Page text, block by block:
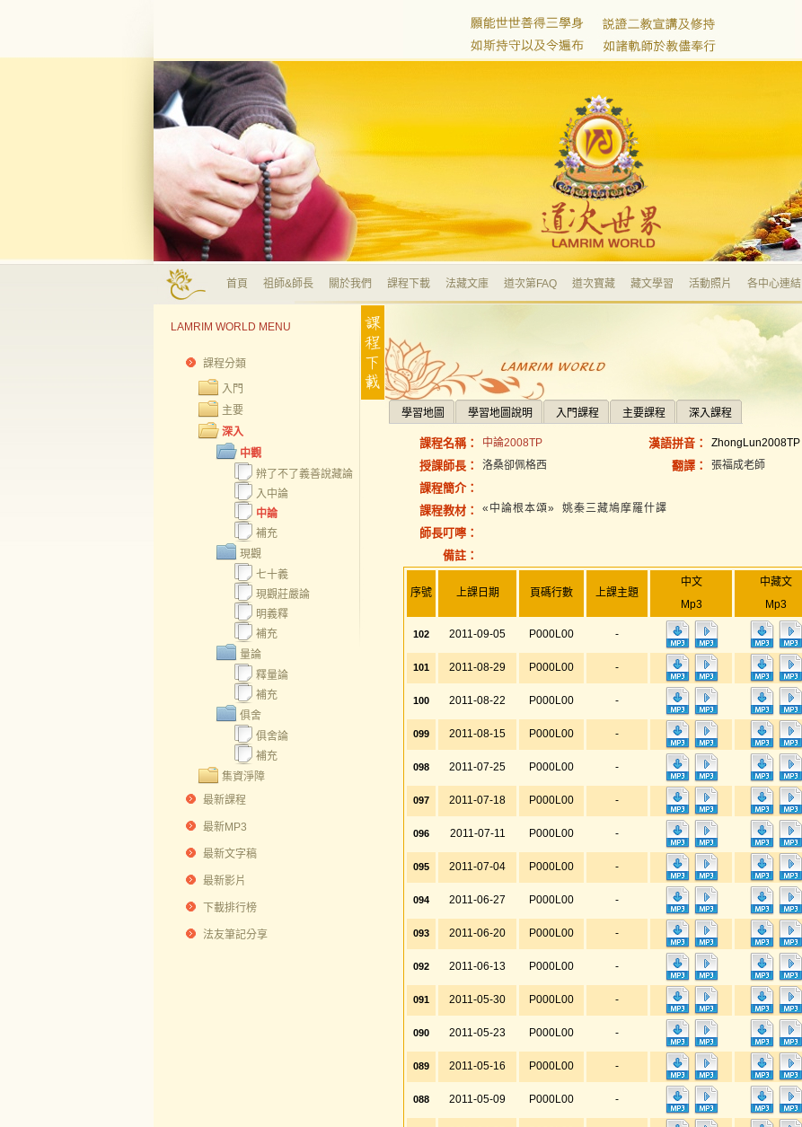
首頁 祖師&師長 關於我們 課程下載 法藏文庫 道次第FAQ 道次寶藏 藏文學習 活動照片 各中心連結
LAMRIM WORLD MENU
課程分類
入門
主要
深入
中觀
辨了不了義善說藏論
入中論
中論
補充
現觀
七十義
現觀莊嚴論
明義釋
補充
量論
釋量論
補充
俱舍
俱舍論
補充
集資淨障
最新課程
最新MP3
最新文字稿
最新影片
下載排行榜
法友筆記分享
學習地圖 學習地圖說明 入門課程 主要課程 深入課程
課程名稱： 中論2008TP 漢語拼音： ZhongLun2008TP
授課師長： 洛桑卻佩格西 翻譯： 張福成老師
課程簡介：
課程教材：
«中論根本頌» 姚秦三藏鳩摩羅什譯
師長叮嚀：
備註：
序號 上課日期 頁碼行數 上課主題
中文
Mp3
中藏文
Mp3
102 2011-09-05 P000L00 -
101 2011-08-29 P000L00 -
100 2011-08-22 P000L00 -
099 2011-08-15 P000L00 -
098 2011-07-25 P000L00 -
097 2011-07-18 P000L00 -
096 2011-07-11 P000L00 -
095 2011-07-04 P000L00 -
094 2011-06-27 P000L00 -
093 2011-06-20 P000L00 -
092 2011-06-13 P000L00 -
091 2011-05-30 P000L00 -
090 2011-05-23 P000L00 -
089 2011-05-16 P000L00 -
088 2011-05-09 P000L00 -